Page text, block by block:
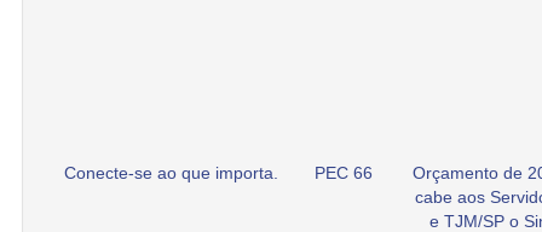
Conecte-se ao que importa. PEC 66
Orçamento de
cabe aos
e TJM/SP o